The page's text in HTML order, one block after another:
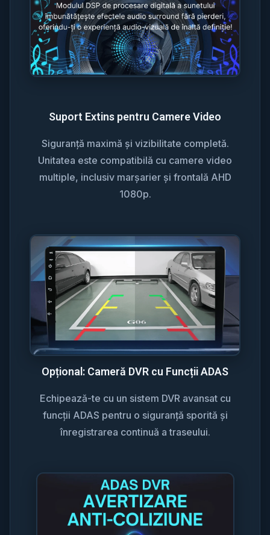
Suport Extins pentru Camere Video
Siguranță maximă și vizibilitate completă.
Unitatea este compatibilă cu camere video
multiple, inclusiv marșarier și frontală AHD
1080p.
Opțional: Cameră DVR cu Funcții ADAS
Echipează-te cu un sistem DVR avansat cu
funcții ADAS pentru o siguranță sporită și
înregistrarea continuă a traseului.